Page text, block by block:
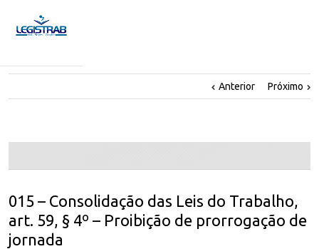
Anterior Próximo
015 – Consolidação das Leis do Trabalho,
art. 59, § 4º – Proibição de prorrogação de
jornada